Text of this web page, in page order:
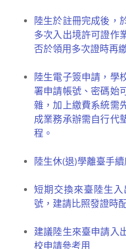
陸生於註冊完成後，
多次入出境許可證作
否於領用多次證時再
陸生電子簽申請，學
署申請帳號、密碼始
雜，加上繳費系統需
成業務承辦需自行代
程。
陸生休(退)學離臺手
短期交換來臺陸生
號，建請比照發證時
建議陸生來臺申請入
校申請參考用